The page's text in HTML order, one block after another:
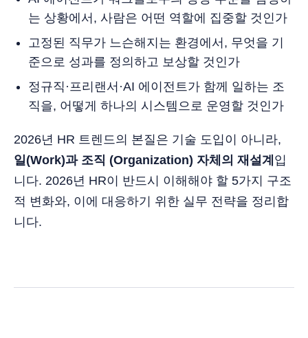
는 상황에서, 사람은 어떤 역할에 집중할 것인가
고정된 직무가 느슨해지는 환경에서, 무엇을 기
준으로 성과를 정의하고 보상할 것인가
정규직·프리랜서·AI 에이전트가 함께 일하는 조
직을, 어떻게 하나의 시스템으로 운영할 것인가
2026년 HR 트렌드의 본질은 기술 도입이 아니라,
일(Work)과 조직 (Organization) 자체의 재설계 입
니다. 2026년 HR이 반드시 이해해야 할 5가지 구조
적 변화와, 이에 대응하기 위한 실무 전략을 정리합
니다.